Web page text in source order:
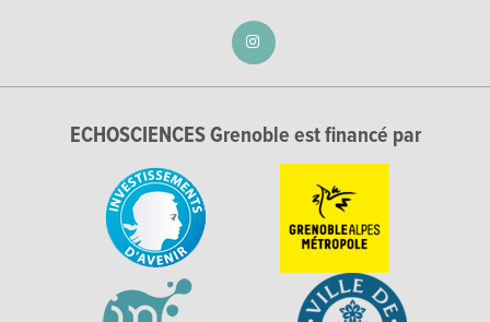
ECHOSCIENCES Grenoble est financé par